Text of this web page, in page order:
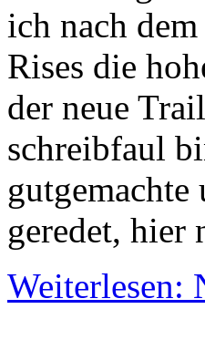
ich nach
Rises die
der neue
schreibfaul
gutgemachte
geredet, hier
Weiterlesen: